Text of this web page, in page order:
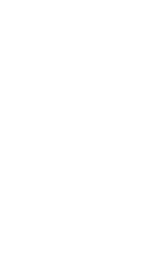
pueden perder
que están de moda,
más formación
peor es cuando esas
que se
que no comparten